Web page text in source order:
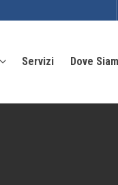
Servizi Dove